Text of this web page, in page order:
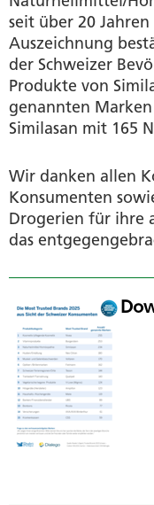
seit über 20
Auszeichnung
der Schweizer
Produkte von
genannten
Similasan mit 165
Wir danken allen
Konsumenten
Drogerien für ihre
das